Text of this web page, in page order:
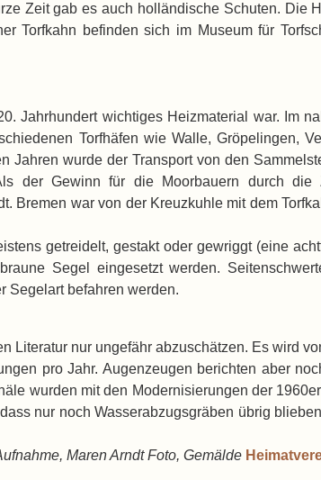
Zeit gab es auch holländische Schuten. Die
Torfkahn befinden sich im Museum für
Jahrhundert wichtiges Heizmaterial war. Im
Torfhäfen wie Walle, Gröpelingen,
Jahren wurde der Transport von den
der Gewinn für die Moorbauern durch die
Bremen war von der Kreuzkuhle mit dem
getreidelt, gestakt oder gewriggt (eine
Segel eingesetzt werden.
Segelart befahren werden.
nur ungefähr abzuschätzen. Es wird
pro Jahr. Augenzeugen berichten aber
wurden mit den Modernisierungen der
nur noch Wasserabzugsgräben übrig
Maren Arndt Foto, Gemälde